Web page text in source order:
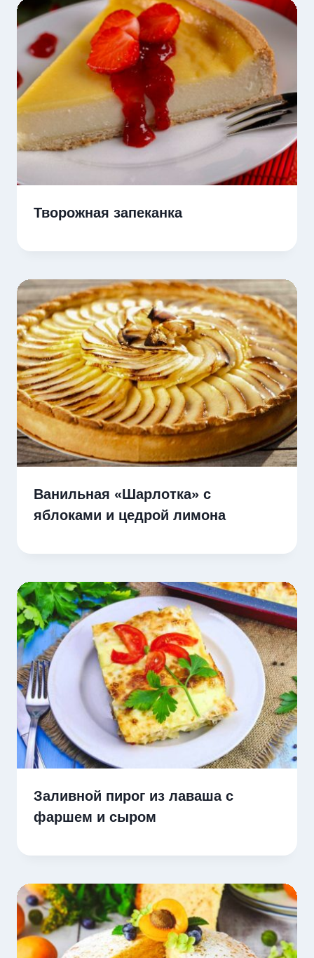
Творожная запеканка
Ванильная «Шарлотка» с
яблоками и цедрой лимона
Заливной пирог из лаваша с
фаршем и сыром